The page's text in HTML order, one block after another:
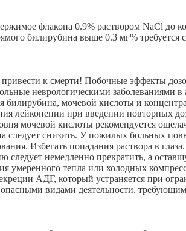
флакона 0.9% раствором NaCl до
билирубина выше 0.3 мг%
к смерти! Побочные эффекты
неврологическими заболеваниями
билирубина, мочевой кислоты и
лейкопении при введении повторных
мочевой кислоты рекомендуется
снизить. У пожилых больных
Избегать попадания раствора в
немедленно прекратить, а
тепла или холодных
АДГ, который устраняется при
опасными видами деятельности,